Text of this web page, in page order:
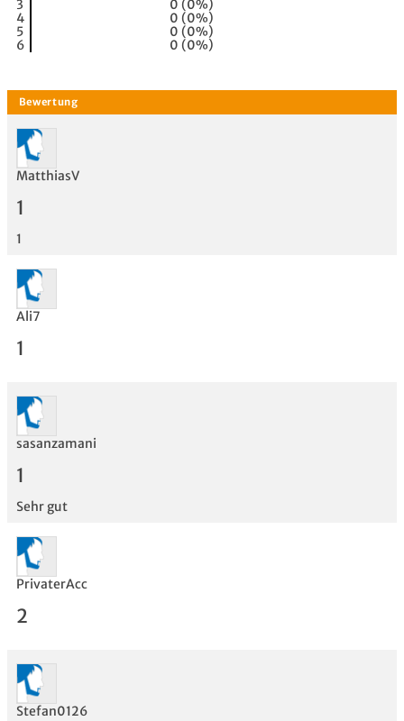
3
0 (0%)
4
0 (0%)
5
0 (0%)
6
0 (0%)
Bewertung
MatthiasV
1
1
Ali7
1
sasanzamani
1
Sehr gut
PrivaterAcc
2
Stefan0126